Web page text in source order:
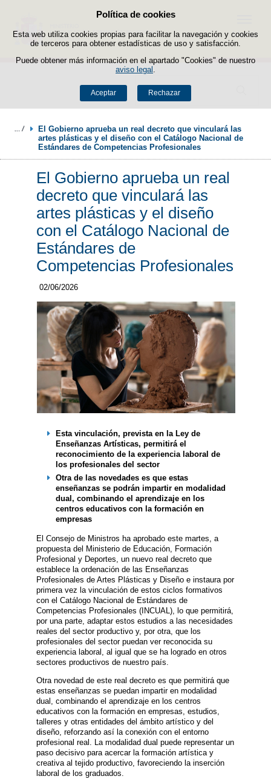
Política de cookies
Esta web utiliza cookies propias para facilitar la navegación y cookies
de terceros para obtener estadísticas de uso y satisfacción.
Puede obtener más información en el apartado "Cookies" de nuestro
aviso legal
Aceptar Rechazar
Saltar al contenido
Buscador
Menú
El Gobierno aprueba un real decreto que vinculará las
artes plásticas y el diseño con el Catálogo Nacional de
Estándares de Competencias Profesionales
El Gobierno aprueba un real
decreto que vinculará las
artes plásticas y el diseño
con el Catálogo Nacional de
Estándares de
Competencias Profesionales
02/06/2026
Esta vinculación, prevista en la Ley de
Enseñanzas Artísticas, permitirá el
reconocimiento de la experiencia laboral de
los profesionales del sector
Otra de las novedades es que estas
enseñanzas se podrán impartir en modalidad
dual, combinando el aprendizaje en los
centros educativos con la formación en
empresas
El Consejo de Ministros ha aprobado este martes, a
propuesta del Ministerio de Educación, Formación
Profesional y Deportes, un nuevo real decreto que
establece la ordenación de las Enseñanzas
Profesionales de Artes Plásticas y Diseño e instaura por
primera vez la vinculación de estos ciclos formativos
con el Catálogo Nacional de Estándares de
Competencias Profesionales (INCUAL), lo que permitirá,
por una parte, adaptar estos estudios a las necesidades
reales del sector productivo y, por otra, que los
profesionales del sector puedan ver reconocida su
experiencia laboral, al igual que se ha logrado en otros
sectores productivos de nuestro país.
Otra novedad de este real decreto es que permitirá que
estas enseñanzas se puedan impartir en modalidad
dual, combinando el aprendizaje en los centros
educativos con la formación en empresas, estudios,
talleres y otras entidades del ámbito artístico y del
diseño, reforzando así la conexión con el entorno
profesional real. La modalidad dual puede representar un
paso decisivo para acercar la formación artística y
creativa al tejido productivo, favoreciendo la inserción
laboral de los graduados.